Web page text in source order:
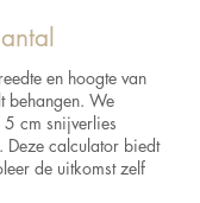
dispersielijm van
bevochtigen, muur
en hoogte van
behangen. We
5 cm snijverlies
Deze calculator biedt
de uitkomst zelf